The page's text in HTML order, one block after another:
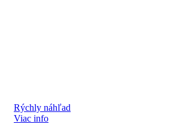
Rýchly náhľad
Viac info